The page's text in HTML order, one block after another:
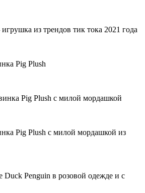
из трендов тик тока 2021 года
Pig Plush
Pig Plush с милой мордашкой
Pig Plush с милой мордашкой из
Penguin в розовой одежде и с